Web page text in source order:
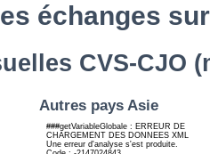
échanges
CVS-CJO
Autres pays Asie